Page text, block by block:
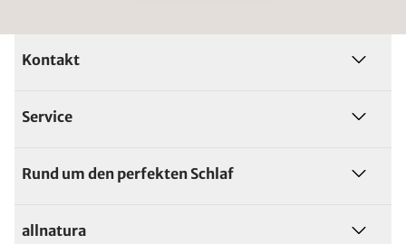
Kontakt
Service
Rund um den perfekten Schlaf
allnatura